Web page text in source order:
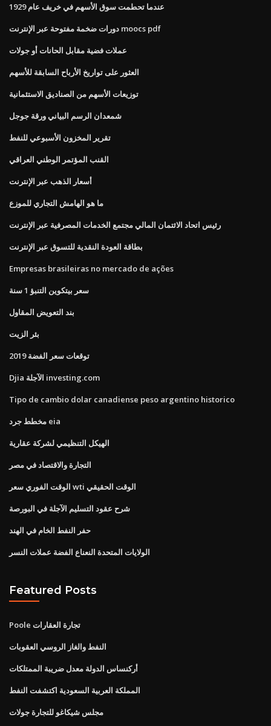
عندما تحطمت سوق الأسهم في خريف عام 1929
دورات ضخمة مفتوحة عبر الإنترنت moocs pdf
عملات فضية مقابل الحانات أو جولات
العثور على تواريخ الأرباح السابقة للأسهم
توزيعات الأسهم من الصناديق الاستئمانية
شمعدان الرسم البياني ورقة جوجل
تقرير المخزون الأسبوعي للنفط
القنب المؤتمر الوطني العراقي
أسعار الذهب عبر الإنترنت
ما هو الهامش التجاري للموزع
رئيس اتحاد الائتمان المالي مجتمع الخدمات المصرفية عبر الإنترنت
بطاقة العودة النقدية للتسوق عبر الإنترنت
Empresas brasileiras no mercado de ações
سعر بيتكوين التنبؤ 1 سنة
بند التعويض المقاول
بئر الزيت
2019 توقعات سعر الفضة
Djia الآجلة investing.com
Tipo de cambio dolar canadiense peso argentino historico
مخطط جرد eia
الهيكل التنظيمي لشركة عقارية
التجارة والاقتصاد في مصر
الوقت الفوري سعر wti الوقت الحقيقي
شرح عقود التسليم الآجلة في البورصة
حفر النفط الخام في الهند
الولايات المتحدة النعناع الفضة عملات النسر
Featured Posts
Poole تجارة العقارات
النفط والغاز الروسي العقوبات
أركنساس الدولة معدل ضريبة الممتلكات
المملكة العربية السعودية اكتشفت النفط
مجلس شيكاغو للتجارة جولات